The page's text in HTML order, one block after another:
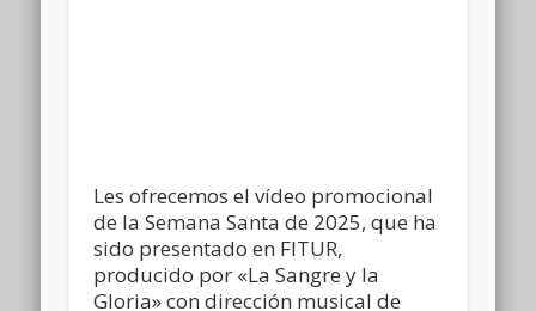
Les ofrecemos el vídeo promocional
de la Semana Santa de 2025, que ha
sido presentado en FITUR,
producido por «La Sangre y la
Gloria» con dirección musical de